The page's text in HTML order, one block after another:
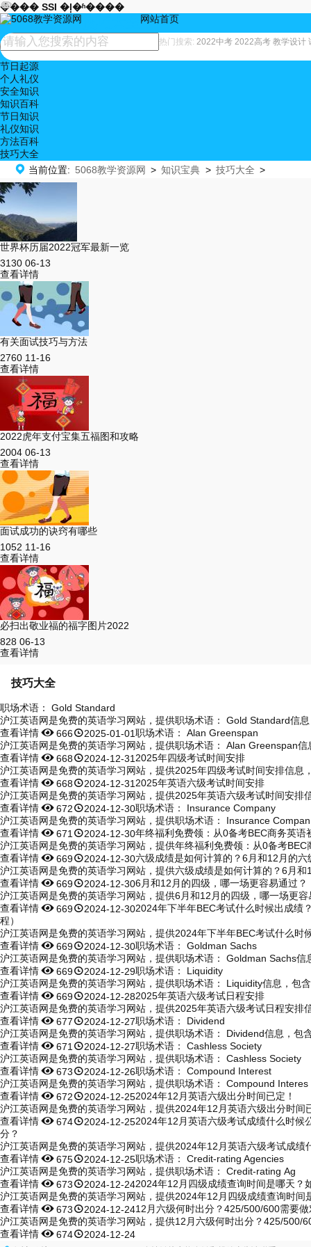
���� SSI �ļ�ʱ����
热门搜索: 2022中考 2022高考 教学设计
网站首页
节日起源
个人礼仪
安全知识
知识百科
节日知识
礼仪知识
方法百科
技巧大全
 当前位置: 5068教学资源网 > 知识宝典 > 技巧大全 >
世界杯历届2022冠军最新一览

3130

06-13
查看详情
有关面试技巧与方法

2760

11-16
查看详情
2022虎年支付宝集五福图和攻略

2004

06-13
查看详情
面试成功的诀窍有哪些

1052

11-16
查看详情
必扫出敬业福的福字图片2022

828

06-13
查看详情
技巧大全
职场术语： Gold Standard
沪江英语网是免费的英语学习网站，提供职场术语： Gold Standard信
查看详情6662025-01-01职场术语： Alan Greenspan
沪江英语网是免费的英语学习网站，提供职场术语： Alan Greenspan信
查看详情6682024-12-31 2025年四级考试时间安排
沪江英语网是免费的英语学习网站，提供2025年四级考试时间安排信息
查看详情6682024-12-31 2025年英语六级考试时间安排
沪江英语网是免费的英语学习网站，提供2025年英语六级考试时间安排
查看详情6722024-12-30职场术语： Insurance Company
沪江英语网是免费的英语学习网站，提供职场术语： Insurance Compan
查看详情671 2024-12-30年终福利免费领：从0备考BEC商务英语
沪江英语网是免费的英语学习网站，提供年终福利免费领：从0备考BEC
查看详情6692024-12-30六级成绩是如何计算的？6月和12月的六
沪江英语网是免费的英语学习网站，提供六级成绩是如何计算的？6月和
查看详情6692024-12-306月和12月的四级，哪一场更容易通过？
沪江英语网是免费的英语学习网站，提供6月和12月的四级，哪一场更
查看详情6692024-12-302024年下半年BEC考试什么时候出成绩
程）
沪江英语网是免费的英语学习网站，提供2024年下半年BEC考试什么时
查看详情6692024-12-30职场术语： Goldman Sachs
沪江英语网是免费的英语学习网站，提供职场术语： Goldman Sachs信
查看详情6692024-12-29职场术语： Liquidity
沪江英语网是免费的英语学习网站，提供职场术语： Liquidity信息，包
查看详情6692024-12-282025年英语六级考试日程安排
沪江英语网是免费的英语学习网站，提供2025年英语六级考试日程安排
查看详情6772024-12-27职场术语： Dividend
沪江英语网是免费的英语学习网站，提供职场术语： Dividend信息，包
查看详情671 2024-12-27职场术语： Cashless Society
沪江英语网是免费的英语学习网站，提供职场术语： Cashless Society
查看详情6732024-12-26职场术语： Compound Interest
沪江英语网是免费的英语学习网站，提供职场术语： Compound Interes
查看详情6722024-12-252024年12月英语六级出分时间已定！
沪江英语网是免费的英语学习网站，提供2024年12月英语六级出分时间
查看详情6742024-12-252024年12月英语六级考试成绩什么时候
分？
沪江英语网是免费的英语学习网站，提供2024年12月英语六级考试成绩
查看详情6752024-12-25职场术语： Credit-rating Agencies
沪江英语网是免费的英语学习网站，提供职场术语： Credit-rating Ag
查看详情6732024-12-242024年12月四级成绩查询时间是哪天？
沪江英语网是免费的英语学习网站，提供2024年12月四级成绩查询时间
查看详情6732024-12-2412月六级何时出分？425/500/600需要
沪江英语网是免费的英语学习网站，提供12月六级何时出分？425/500/
查看详情6742024-12-24